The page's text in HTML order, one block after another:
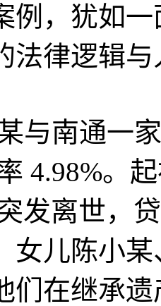
例，犹如
法律逻辑
与南通一
4.98%。
发离世，
女儿陈小
们在继承